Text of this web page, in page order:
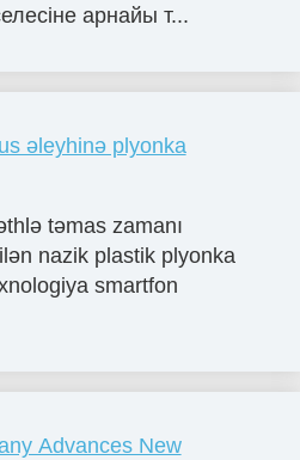
арнайы т...
əleyhinə plyonka
təmas zamanı
nazik plastik plyonka
smartfon
Advances New